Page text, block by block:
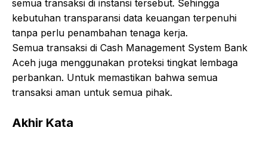
semua transaksi di instansi tersebut. Sehingga
kebutuhan transparansi data keuangan terpenuhi
tanpa perlu penambahan tenaga kerja.
Semua transaksi di Cash Management System Bank
Aceh juga menggunakan proteksi tingkat lembaga
perbankan. Untuk memastikan bahwa semua
transaksi aman untuk semua pihak.
Akhir Kata